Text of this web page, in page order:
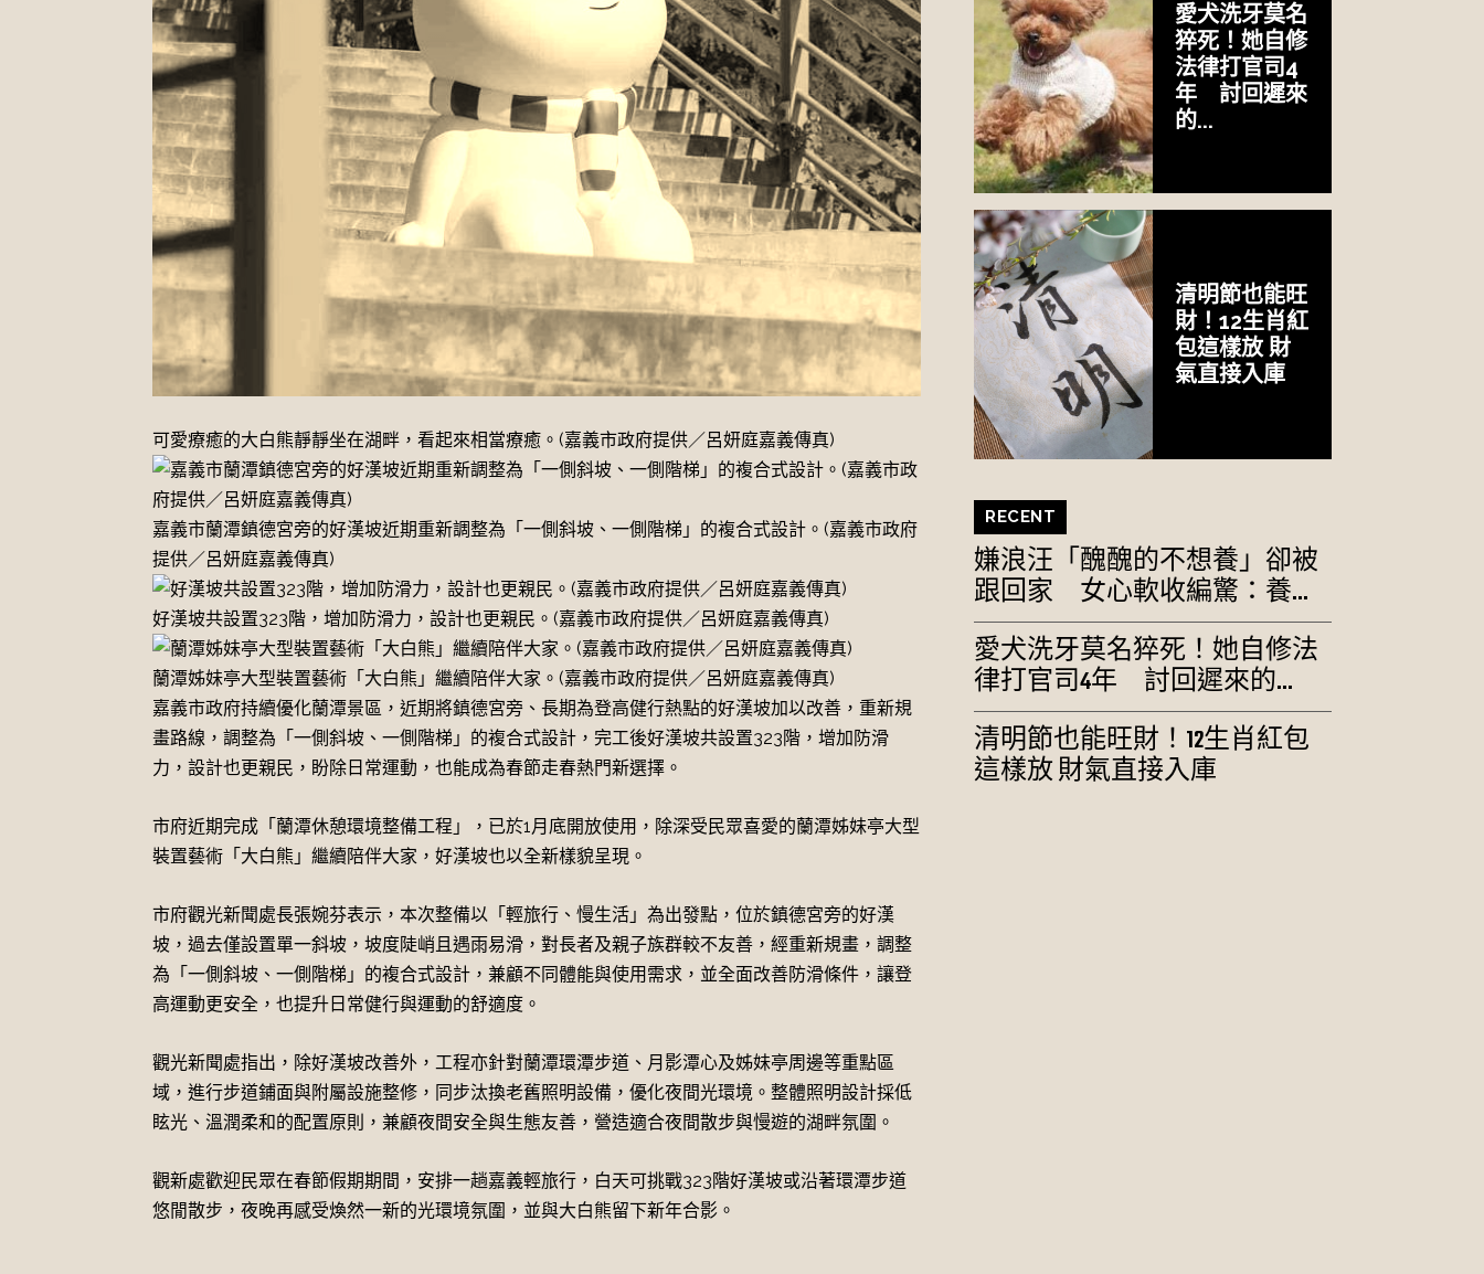
可愛療癒的大白熊靜靜坐在湖畔，看起來相當療癒。(嘉義市政府提供／呂妍庭嘉義傳真)
嘉義市蘭潭鎮德宮旁的好漢坡近期重新調整為「一側斜坡、一側階梯」的複合式設計。(嘉義市政府
提供／呂妍庭嘉義傳真)
好漢坡共設置323階，增加防滑力，設計也更親民。(嘉義市政府提供／呂妍庭嘉義傳真)
蘭潭姊妹亭大型裝置藝術「大白熊」繼續陪伴大家。(嘉義市政府提供／呂妍庭嘉義傳真)
嘉義市政府持續優化蘭潭景區，近期將鎮德宮旁、長期為登高健行熱點的好漢坡加以改善，重新規
畫路線，調整為「一側斜坡、一側階梯」的複合式設計，完工後好漢坡共設置323階，增加防滑
力，設計也更親民，盼除日常運動，也能成為春節走春熱門新選擇。
市府近期完成「蘭潭休憩環境整備工程」，已於1月底開放使用，除深受民眾喜愛的蘭潭姊妹亭大型
裝置藝術「大白熊」繼續陪伴大家，好漢坡也以全新樣貌呈現。
市府觀光新聞處長張婉芬表示，本次整備以「輕旅行、慢生活」為出發點，位於鎮德宮旁的好漢
坡，過去僅設置單一斜坡，坡度陡峭且遇雨易滑，對長者及親子族群較不友善，經重新規畫，調整
為「一側斜坡、一側階梯」的複合式設計，兼顧不同體能與使用需求，並全面改善防滑條件，讓登
高運動更安全，也提升日常健行與運動的舒適度。
觀光新聞處指出，除好漢坡改善外，工程亦針對蘭潭環潭步道、月影潭心及姊妹亭周邊等重點區
域，進行步道鋪面與附屬設施整修，同步汰換老舊照明設備，優化夜間光環境。整體照明設計採低
眩光、溫潤柔和的配置原則，兼顧夜間安全與生態友善，營造適合夜間散步與慢遊的湖畔氛圍。
觀新處歡迎民眾在春節假期期間，安排一趟嘉義輕旅行，白天可挑戰323階好漢坡或沿著環潭步道
悠閒散步，夜晚再感受煥然一新的光環境氛圍，並與大白熊留下新年合影。
愛犬洗牙莫名
猝死！她自修
法律打官司4
年 討回遲來
的...
清明節也能旺
財！12生肖紅
包這樣放 財
氣直接入庫
RECENT
嫌浪汪「醜醜的不想養」卻被
跟回家 女心軟收編驚：養...
愛犬洗牙莫名猝死！她自修法
律打官司4年 討回遲來的...
清明節也能旺財！12生肖紅包
這樣放 財氣直接入庫